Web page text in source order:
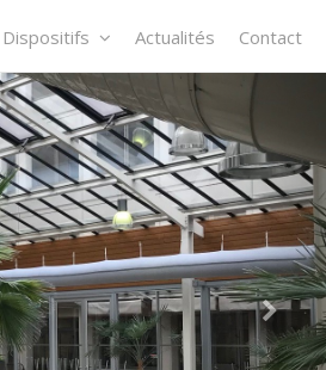
Dispositifs Actualités Contact